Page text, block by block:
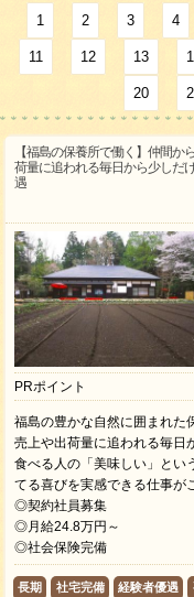
1 2 3 4
11 12 13
20
【福島の保養所で働く】仲間
荷量に追われる毎日から少しだ
遇
PRポイント
福島の豊かな自然に囲まれた
売上や出荷量に追われる毎日
食べる人の「美味しい」とい
てる喜びを実感できる仕事が
◎契約社員募集
◎月給24.8万円～
◎社会保険完備
長期 社宅完備 経験者優遇